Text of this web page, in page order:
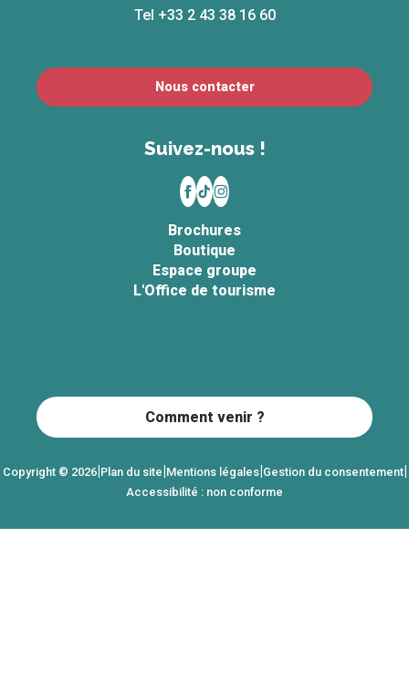
Tel +33 2 43 38 16 60
Nous contacter
Suivez-nous !
Brochures
Boutique
Espace groupe
L'Office de tourisme
Copyright © 2026|Plan du site|Mentions légales|Gestion du consentement|
Accessibilité : non conforme
Comment venir ?